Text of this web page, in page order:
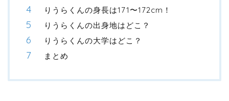
りうらくんの身長は171〜172cm！
りうらくんの出身地はどこ？
りうらくんの大学はどこ？
まとめ